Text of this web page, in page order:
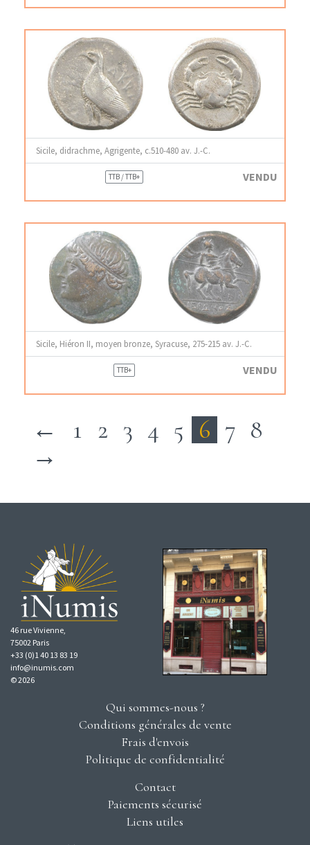
Sicile, didrachme, Agrigente, c.510-480 av. J.-C.
TTB / TTB+ VENDU
Sicile, Hiéron II, moyen bronze, Syracuse, 275-215 av. J.-C.
TTB+ VENDU
← 1 2 3 4 5 6 7 8
→
46 rue Vivienne,
75002 Paris
+33 (0)1 40 13 83 19
info@inumis.com
© 2026
Qui sommes-nous ?
Conditions générales de vente
Frais d'envois
Politique de confidentialité
Contact
Paiements sécurisé
Liens utiles